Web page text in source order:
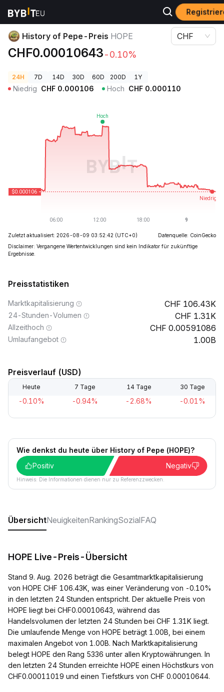
Krypto-Preise
History of Pepe-Preis HOPE
CHF0.00010643-0.10%
CHF
24H 7D 14D 30D 60D 200D 1Y
Niedrig CHF 0.000106 Hoch CHF 0.000110
Zuletzt aktualisiert: 2026-08-09 03:52:42 (UTC+0)
Datenquelle: CoinGecko
Disclaimer: Vergangene Wertentwicklungen sind kein Indikator für zukünftige
Ergebnisse.
Preisstatistiken
Marktkapitalisierung 106.43K
24-Stunden-Volumen 1.31K
Allzeithoch 0.00591086
Umlaufangebot 1.00B
Preisverlauf (USD)
Heute 7 Tage 14 Tage 30 Tage
-0.10% -0.94% -2.68% -0.01%
Wie denkst du heute über History of Pepe (HOPE)?
Positiv
Negativ
Hinweis: Die Informationen dienen nur zu Referenzzwecken.
ÜbersichtNeuigkeitenRankingSozialFAQ
HOPE Live-Preis-Übersicht
Stand 9. Aug. 2026 beträgt die Gesamtmarktkapitalisierung
von HOPE CHF 106.43K, was einer Veränderung von -0.10%
in den letzten 24 Stunden entspricht. Der aktuelle Preis von
HOPE liegt bei CHF0.00010643, während das
Handelsvolumen der letzten 24 Stunden bei CHF 1.31K liegt.
Die umlaufende Menge von HOPE beträgt 1.00B, bei einem
maximalen Angebot von 1.00B. Nach Marktkapitalisierung
belegt HOPE den Rang 5336 unter allen Kryptowährungen. In
den letzten 24 Stunden erreichte HOPE einen Höchstkurs von
CHF0.00011019 und einen Tiefstkurs von CHF 0.00010644.